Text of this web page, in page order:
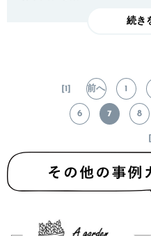
続き
[1] 前へ 1
6 7 8